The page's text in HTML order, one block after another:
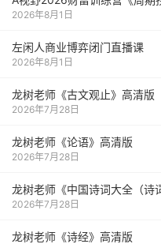
2026年8月1日
左闲人商业博弈闭门直播课
2026年8月1日
龙树老师《古文观止》高清版
2026年7月28日
龙树老师《论语》高清版
2026年7月28日
龙树老师《中国诗词大全（诗
2026年7月28日
龙树老师《诗经》高清版